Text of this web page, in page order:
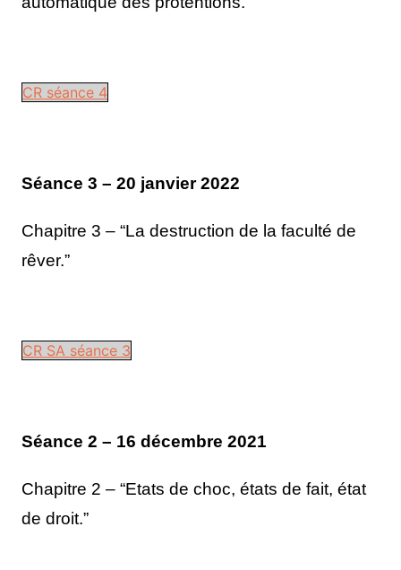
CR séance 4
Séance 3 – 20 janvier 2022
Chapitre 3 – “La destruction de la faculté de
rêver.”
CR SA séance 3
Séance 2 – 16 décembre 2021
Chapitre 2 – “Etats de choc, états de fait, état
de droit.”